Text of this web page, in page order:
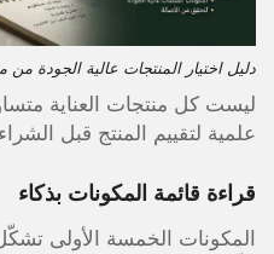
دليل اختيار المنتجات عالية الجودة من
ليست كل منتجات العناية
علمية لتقييم المنتج قبل
قراءة قائمة المكونات بذكاء